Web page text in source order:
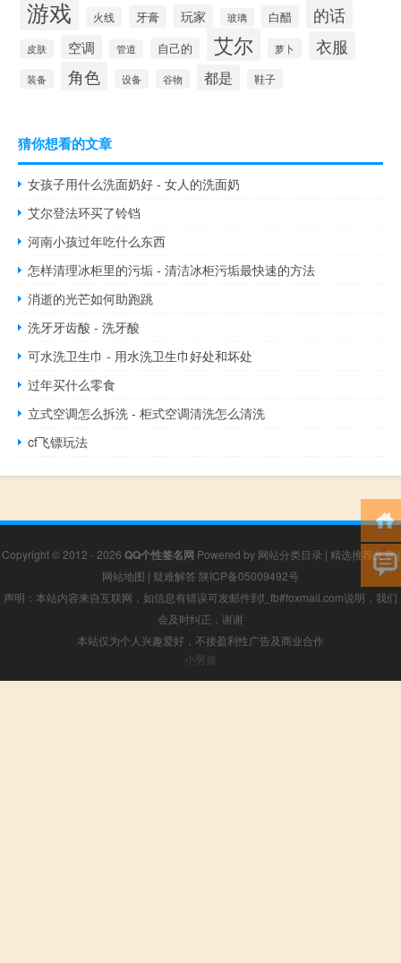
游戏 火线 牙膏 玩家 玻璃 白醋 的话
皮肤 空调 管道 自己的 艾尔 萝卜 衣服
装备 角色 设备 谷物 都是 鞋子
猜你想看的文章
女孩子用什么洗面奶好 - 女人的洗面奶
艾尔登法环买了铃铛
河南小孩过年吃什么东西
怎样清理冰柜里的污垢 - 清洁冰柜污垢最快速的方法
消逝的光芒如何助跑跳
洗牙牙齿酸 - 洗牙酸
可水洗卫生巾 - 用水洗卫生巾好处和坏处
过年买什么零食
立式空调怎么拆洗 - 柜式空调清洗怎么清洗
cf飞镖玩法
Copyright © 2012 - 2026 QQ个性签名网 Powered by 网站分类目录 | 精选推荐文章|
网站地图 | 疑难解答 陕ICP备05009492号
声明：本站内容来自互联网，如信息有错误可发邮件到f_fb#foxmail.com说明，我们
会及时纠正，谢谢
本站仅为个人兴趣爱好，不接盈利性广告及商业合作
小男孩